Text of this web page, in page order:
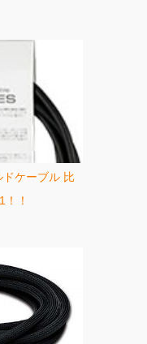
ケーブル 比
！